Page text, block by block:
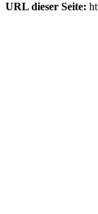
URL dieser Seite: